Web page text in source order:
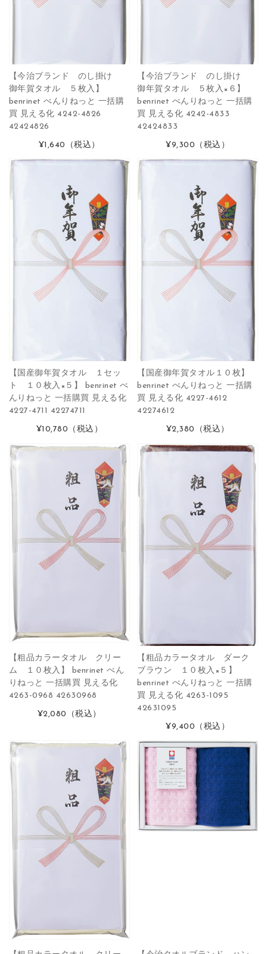
【今治ブランド のし掛け
御年賀タオル ５枚入】
benrinet べんりねっと 一括購
買 見える化 4242-4826
42424826
¥1,640 （税込）
【今治ブランド のし掛け
御年賀タオル ５枚入×６】
benrinet べんりねっと 一括購
買 見える化 4242-4833
42424833
¥9,300 （税込）
【国産御年賀タオル １セッ
ト １０枚入×５】 benrinet べ
んりねっと 一括購買 見える化
4227-4711 42274711
¥10,780 （税込）
【国産御年賀タオル１０枚】
benrinet べんりねっと 一括購
買 見える化 4227-4612
42274612
¥2,380 （税込）
【粗品カラータオル クリー
ム １０枚入】 benrinet べん
りねっと 一括購買 見える化
4263-0968 42630968
¥2,080 （税込）
【粗品カラータオル ダーク
ブラウン １０枚入×５】
benrinet べんりねっと 一括購
買 見える化 4263-1095
42631095
¥9,400 （税込）